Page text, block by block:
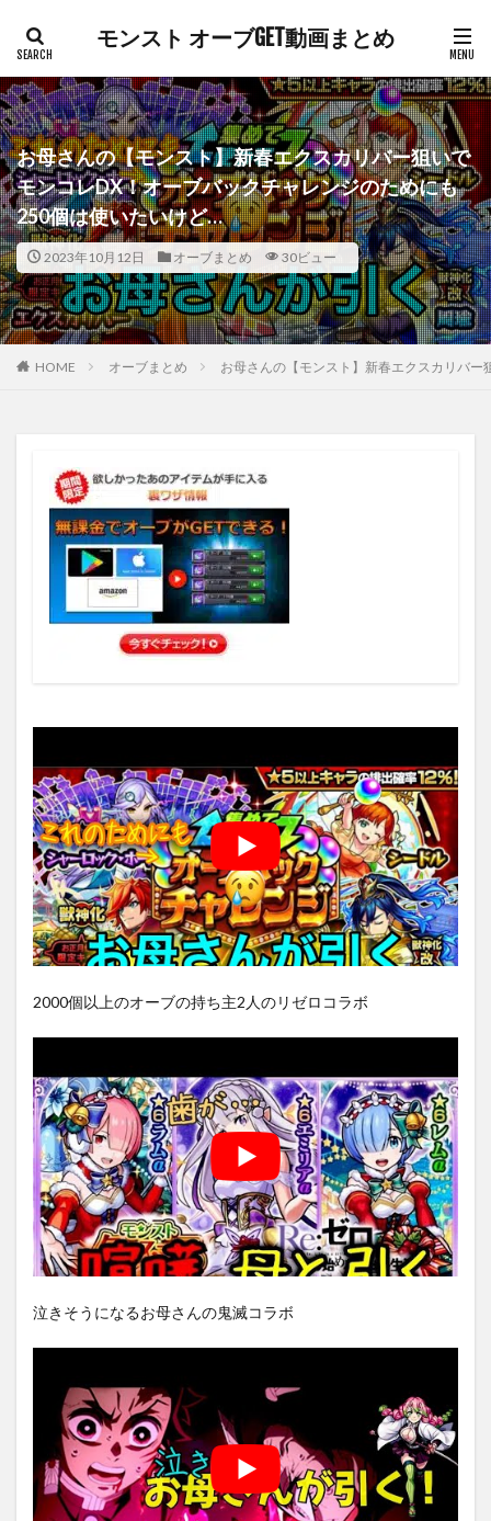
モンスト オーブGET動画まとめ
お母さんの【モンスト】新春エクスカリバー狙いで
モンコレDX！オーブバックチャレンジのためにも
250個は使いたいけど…
2023年10月12日 オーブまとめ 30ビュー
HOME オーブまとめ お母さんの【モンスト】新春エクスカリバ
2000個以上のオーブの持ち主2人のリゼロコラボ
泣きそうになるお母さんの鬼滅コラボ